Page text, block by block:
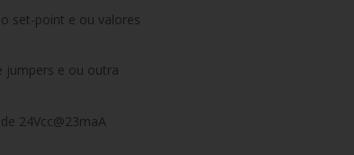
set-point e ou valores
jumpers e ou outra
24Vcc@23maA